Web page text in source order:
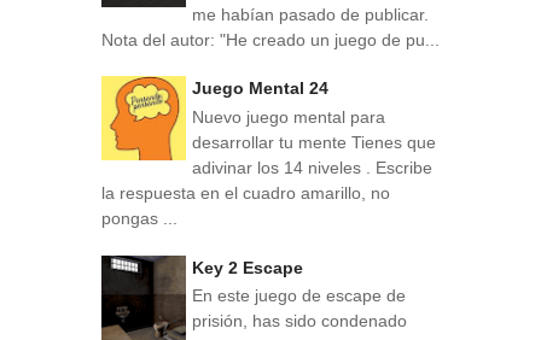
me habían pasado de publicar.
Nota del autor: "He creado un juego de pu...
Juego Mental 24
Nuevo juego mental para
desarrollar tu mente Tienes que
adivinar los 14 niveles . Escribe
la respuesta en el cuadro amarillo, no
pongas ...
Key 2 Escape
En este juego de escape de
prisión, has sido condenado